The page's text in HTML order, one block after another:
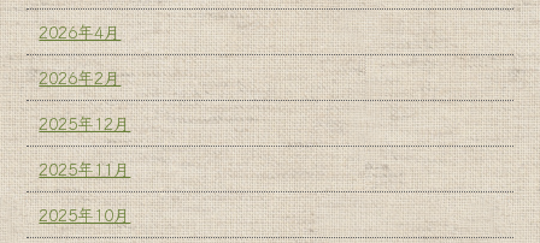
2026年4月
2026年2月
2025年12月
2025年11月
2025年10月